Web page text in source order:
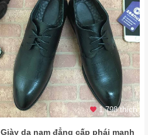
1.798 thích
Giày da nam đẳng cấp phái mạnh